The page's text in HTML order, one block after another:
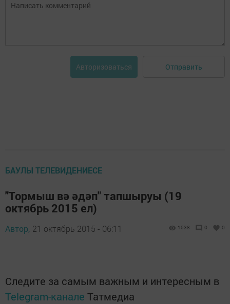
Авторизоваться Отправить
БАУЛЫ ТЕЛЕВИДЕНИЕСЕ
"Тормыш вә әдәп" тапшыруы (19
октябрь 2015 ел)
Автор, 21 октябрь 2015 - 06:11 1538 0 0
Следите за самым важным и интересным в
Telegram-канале Татмедиа